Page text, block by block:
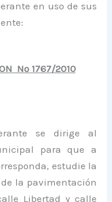
en uso de sus
Nº 1767/2010
se dirige al
para que a
estudie la
la pavimentación
Libertad y calle